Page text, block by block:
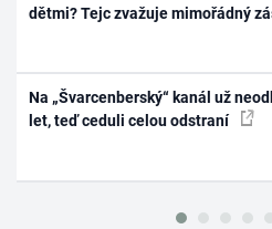
dětmi? Tejc zvažuje mimořádný
Na „Švarcenberský“ kanál už
let, teď ceduli celou odstraní